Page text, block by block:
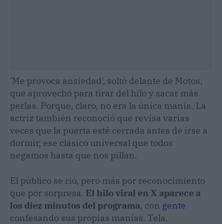
'Me provoca ansiedad', soltó delante de Motos,
que aprovechó para tirar del hilo y sacar más
perlas. Porque, claro, no era la única manía. La
actriz también reconoció que revisa varias
veces que la puerta esté cerrada antes de irse a
dormir, ese clásico universal que todos
negamos hasta que nos pillan.
El público se rió, pero más por reconocimiento
que por sorpresa. El hilo viral en X aparece a
los diez minutos del programa, con gente
confesando sus propias manías. Tela.